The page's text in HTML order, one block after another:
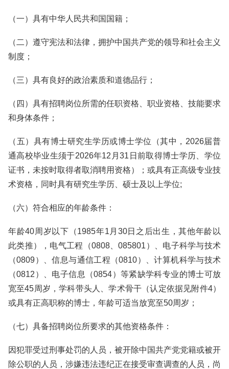
（一）具有中华人民共和国国籍；
（二）遵守宪法和法律，拥护中国共产党的领导和社会主义
制度；
（三）具有良好的政治素质和道德品行；
（四）具有招聘岗位所需的任职资格、职业资格、技能要求
和身体条件；
（五）具有博士研究生学历或博士学位（其中，2026届普
通高校毕业生须于2026年12月31日前取得博士学历、学位
证书，未按时取得者取消聘用资格）；或具有正高级专业技
术资格，同时具有研究生学历、硕士及以上学位;
（六）符合相应的年龄条件：
年龄40周岁以下（1985年1月30日之后出生，其他年龄以
此类推），电气工程（0808、085801）、电子科学与技术
（0809）、信息与通信工程（0810）、计算机科学与技术
（0812）、电子信息（0854）等紧缺学科专业的博士可放
宽至45周岁，学科带头人、学术骨干（认定依据见附件4）
或具有正高职称的博士，年龄可适当放宽至50周岁；
（七）具备招聘岗位所要求的其他资格条件：
因犯罪受过刑事处罚的人员，被开除中国共产党党籍或被开
除公职的人员，涉嫌违法违纪正在接受审查调查的人员，尚